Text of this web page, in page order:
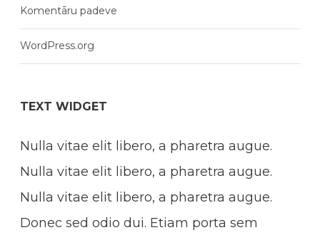
Komentāru padeve
WordPress.org
TEXT WIDGET
Nulla vitae elit libero, a pharetra augue.
Nulla vitae elit libero, a pharetra augue.
Nulla vitae elit libero, a pharetra augue.
Donec sed odio dui. Etiam porta sem